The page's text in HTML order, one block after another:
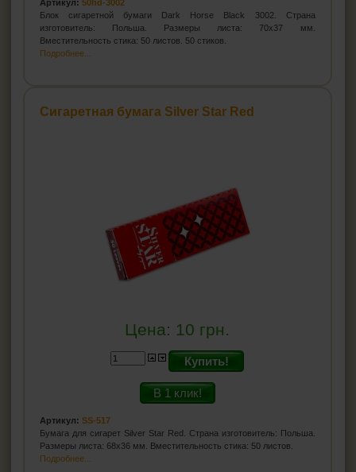
Артикул: 50hd-3002
Блок сигаретной бумаги Dark Horse Black 3002. Страна
изготовитель: Польша. Размеры листа: 70x37 мм.
Вместительность стика: 50 листов. 50 стиков.
Подробнее...
Сигаретная бумага Silver Star Red
Цена: 10 грн.
Купить!
В 1 клик!
Артикул: SS-517
Бумага для сигарет Silver Star Red. Страна изготовитель: Польша.
Размеры листа: 68х36 мм. Вместительность стика: 50 листов.
Подробнее...
ЗАЖИГАЛКИ